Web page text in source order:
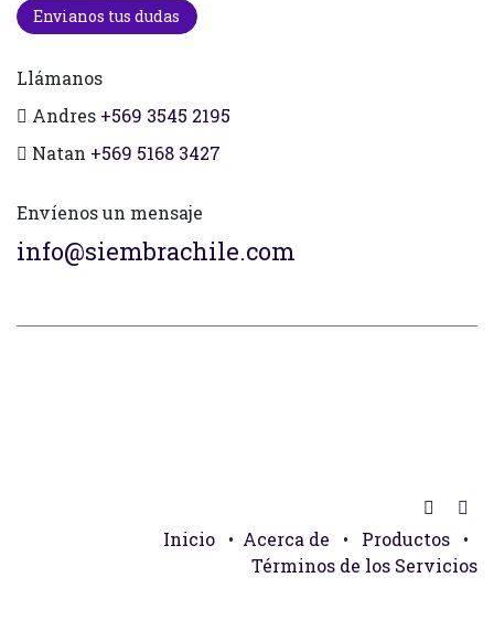
Envianos tus dudas
Llámanos
Andres +569 3545 2195
Natan +569 5168 3427
Envíenos un mensaje
info@siembrachile.com
Inicio • Acerca de • Productos
•
Términos de los Servicios